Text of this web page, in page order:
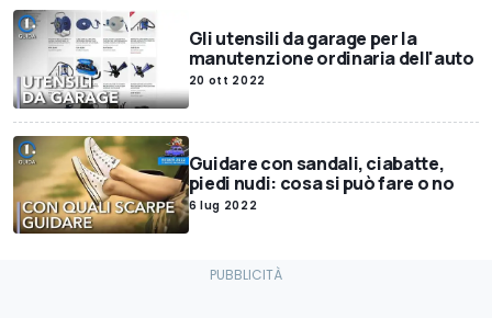
Gli utensili da garage per la
manutenzione ordinaria dell'auto
20 ott 2022
Guidare con sandali, ciabatte,
piedi nudi: cosa si può fare o no
6 lug 2022